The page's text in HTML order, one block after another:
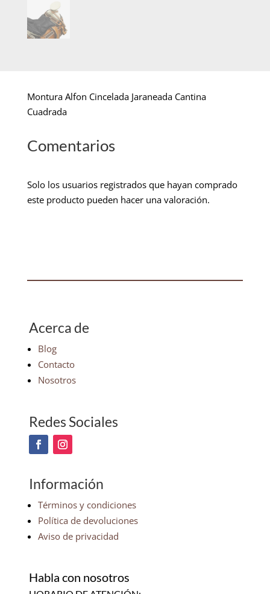
Montura Alfon Cincelada Jaraneada Cantina
Cuadrada
Comentarios
Solo los usuarios registrados que hayan comprado
este producto pueden hacer una valoración.
Acerca de
Blog
Contacto
Nosotros
Redes Sociales
Información
Términos y condiciones
Política de devoluciones
Aviso de privacidad
Habla con nosotros